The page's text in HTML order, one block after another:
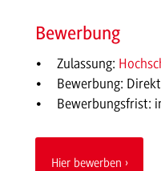
Bewerbung
Zulassung:
Bewerbung:
Bewerbungsfrist:
Hier bewerben